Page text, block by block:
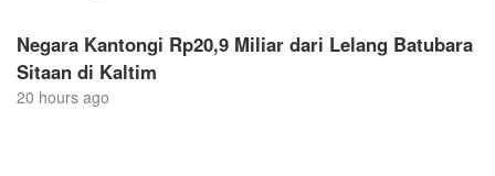
Negara Kantongi Rp20,9 Miliar dari Lelang Batubara
Sitaan di Kaltim
20 hours ago